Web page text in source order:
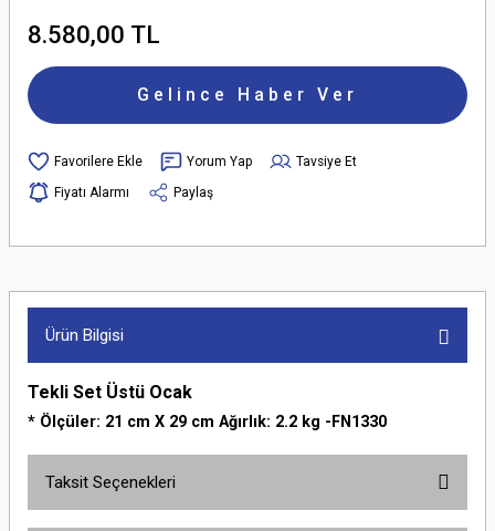
8.580,00 TL
Gelince Haber Ver
Yorum Yap
Tavsiye Et
Fiyatı Alarmı
Paylaş
Ürün Bilgisi
Tekli Set Üstü Ocak
* Ölçüler: 21 cm X 29 cm Ağırlık: 2.2 kg -FN1330
Taksit Seçenekleri